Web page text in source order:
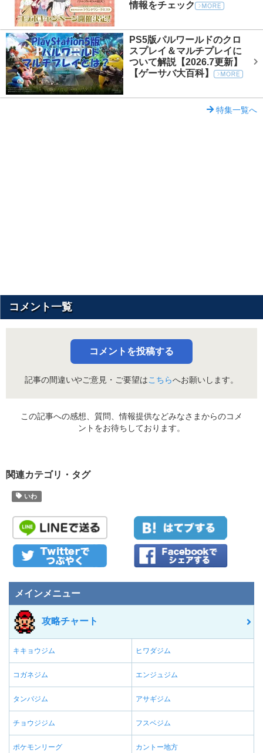
情報をチェック
PS5版パルワールドのクロ
スプレイ＆マルチプレイに
ついて解説【2026.7更新】
【ゲーサバ大百科】
特集一覧へ
コメント一覧
コメントを投稿する
記事の間違いやご意見・ご要望はこちらへお願いします。
この記事への感想、質問、情報提供などみなさまからのコメ
ントをお待ちしております。
関連カテゴリ・タグ
いわ
メインメニュー
攻略チャート
キキョウジム ヒワダジム
コガネジム エンジュジム
タンバジム アサギジム
チョウジジム フスベジム
ポケモンリーグ カントー地方